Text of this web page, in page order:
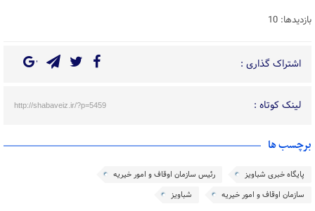
بازدیدها: 10
اشتراک گذاری :
لینک کوتاه : http://shabaveiz.ir/?p=5459
برچسب ها
پایگاه خبری شباویز
رئیس سازمان اوقاف و امور خیریه
سازمان اوقاف و امور خیریه
شباویز